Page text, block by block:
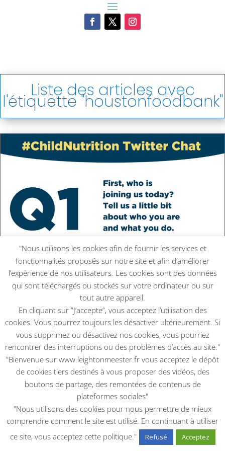
Liste des articles avec
l'étiquette "houstonfoodbank"
Leighton et les enfants
2021|DIVERS
Suivez la sur Twitter Q1: Commençons! Premièrement,
qui se joint à nous aujourd'hui? Parlez-nous...
lire plus
Footer
"Nous utilisons les cookies afin de fournir les services et
fonctionnalités proposés sur notre site et afin d’améliorer
l’expérience de nos utilisateurs. Les cookies sont des données
qui sont téléchargés ou stockés sur votre ordinateur ou sur
tout autre appareil.
En cliquant sur ”J’accepte”, vous acceptez l’utilisation des
cookies. Vous pourrez toujours les désactiver ultérieurement. Si
vous supprimez ou désactivez nos cookies, vous pourriez
rencontrer des interruptions ou des problèmes d’accès au site."
"Bienvenue sur www.leightonmeester.fr vous acceptez le dépôt
de cookies tiers destinés à vous proposer des vidéos, des
boutons de partage, des remontées de contenus de
plateformes sociales"
"Nous utilisons des cookies pour nous permettre de mieux
comprendre comment le site est utilisé. En continuant à utiliser
ce site, vous acceptez cette politique."
Refusé Acceptez